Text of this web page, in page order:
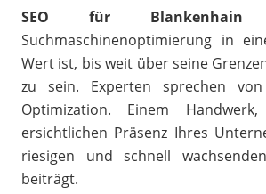
SEO für Blankenhain
Suchmaschinenoptimierung in
Wert ist, bis weit über seine
zu sein. Experten sprechen
Optimization. Einem
ersichtlichen Präsenz Ihres
riesigen und schnell
beiträgt.